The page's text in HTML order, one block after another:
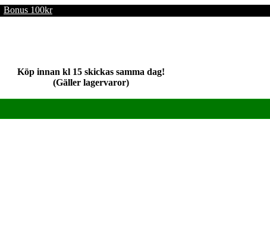
Bonus 100kr
Köp innan kl 15 skickas samma dag!
(Gäller lagervaror)